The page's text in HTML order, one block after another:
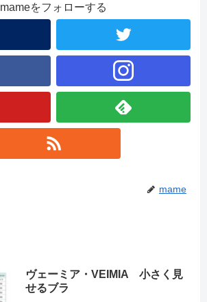
mameをフォローする
mame
ヴェーミア・VEIMIA 小さく見
せるブラ